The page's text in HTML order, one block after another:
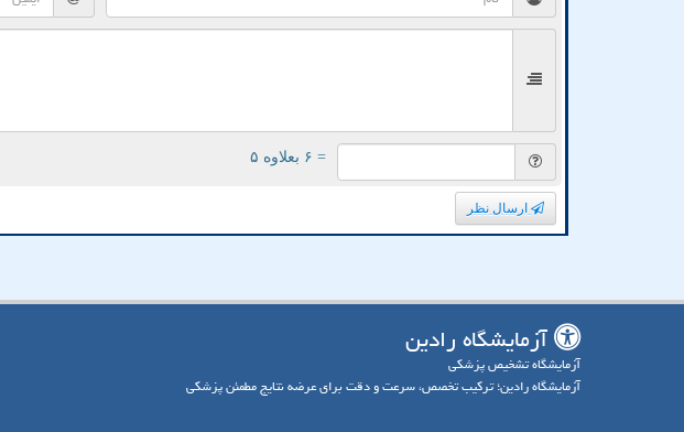
= ۶ بعلاوه ۵
ارسال نظر
آزمایشگاه رادین
آزمایشگاه تشخیص پزشکی
آزمایشگاه رادین؛ ترکیب تخصص، سرعت و دقت برای عرضه نتایج مطمئن پزشکی